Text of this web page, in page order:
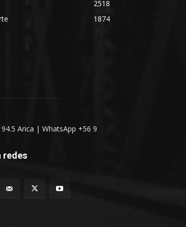
2518
1874
Arica | WhatsApp +56 9
redes